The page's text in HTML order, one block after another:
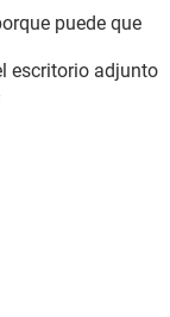
puede que
escritorio adjunto